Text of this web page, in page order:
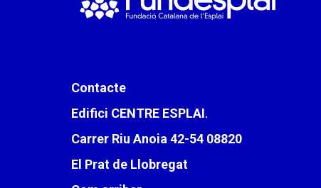
Contacte
Edifici CENTRE ESPLAI.
Carrer Riu Anoia 42-54 08820
El Prat de Llobregat